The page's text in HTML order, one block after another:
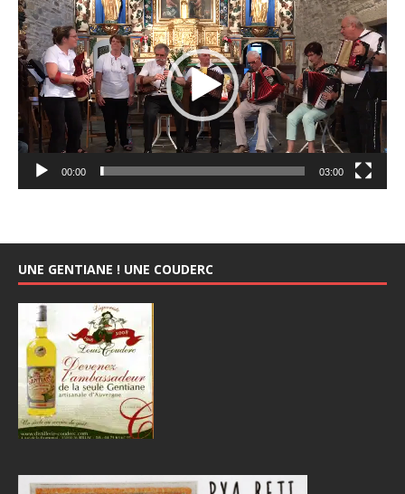
vidéo
00:00 03:00
UNE GENTIANE ! UNE COUDERC